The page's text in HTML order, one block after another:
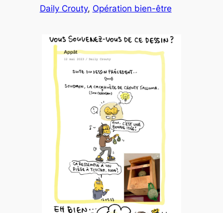
Daily Crouty, Opération bien-être